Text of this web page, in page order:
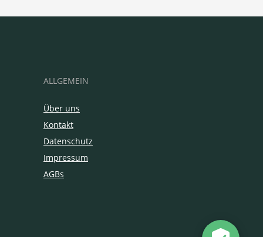
ALLGEMEIN
Über uns
Kontakt
Datenschutz
Impressum
AGBs